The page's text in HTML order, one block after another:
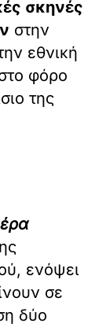
σκηνές
στην
εθνική
φόρο
της
ενόψει
σε
δύο